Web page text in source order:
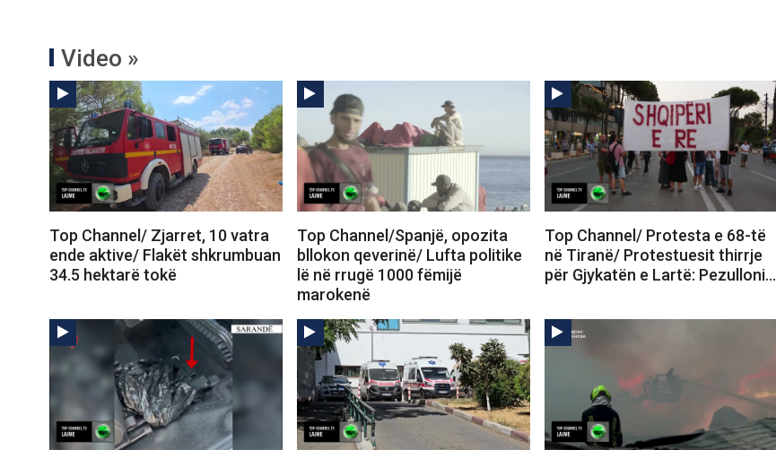
Video »
Top Channel/ Zjarret, 10 vatra
ende aktive/ Flakët shkrumbuan
34.5 hektarë tokë
Top Channel/Spanjë, opozita
bllokon qeverinë/ Lufta politike
lë në rrugë 1000 fëmijë
marokenë
Top Channel/ Protesta e 68-të
në Tiranë/ Protestuesit thirrje
për Gjykatën e Lartë: Pezulloni…